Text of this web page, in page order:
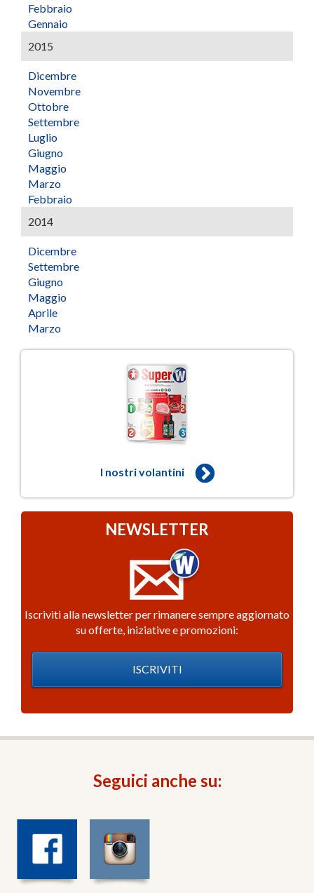
Febbraio
Gennaio
2015
Dicembre
Novembre
Ottobre
Settembre
Luglio
Giugno
Maggio
Marzo
Febbraio
2014
Dicembre
Settembre
Giugno
Maggio
Aprile
Marzo
I nostri volantini
NEWSLETTER
Iscriviti alla newsletter per rimanere sempre aggiornato
su offerte, iniziative e promozioni:
ISCRIVITI
Seguici anche su: